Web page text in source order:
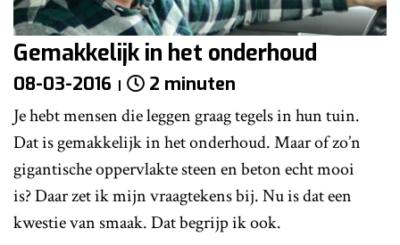
Gemakkelijk in het onderhoud
08-03-2016 2 minuten
Je hebt mensen die leggen graag tegels in hun tuin.
Dat is gemakkelijk in het onderhoud. Maar of zo’n
gigantische oppervlakte steen en beton echt mooi
is? Daar zet ik mijn vraagtekens bij. Nu is dat een
kwestie van smaak. Dat begrijp ik ook.